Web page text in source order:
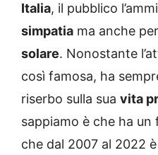
Italia, il pubblico
simpatia ma anche
solare. Nonostante
così famosa, ha
riserbo sulla sua vita
sappiamo è che ha un
che dal 2007 al 2022